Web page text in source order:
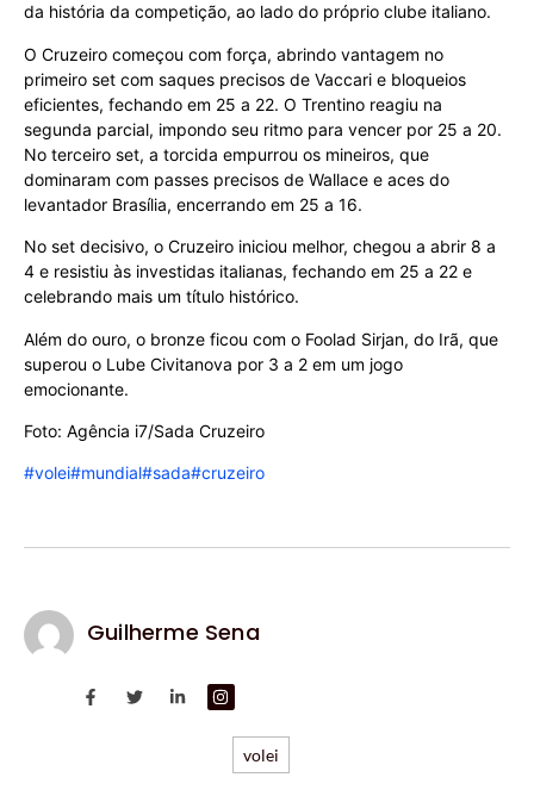
da história da competição, ao lado do próprio clube italiano.
O Cruzeiro começou com força, abrindo vantagem no
primeiro set com saques precisos de Vaccari e bloqueios
eficientes, fechando em 25 a 22. O Trentino reagiu na
segunda parcial, impondo seu ritmo para vencer por 25 a 20.
No terceiro set, a torcida empurrou os mineiros, que
dominaram com passes precisos de Wallace e aces do
levantador Brasília, encerrando em 25 a 16.
No set decisivo, o Cruzeiro iniciou melhor, chegou a abrir 8 a
4 e resistiu às investidas italianas, fechando em 25 a 22 e
celebrando mais um título histórico.
Além do ouro, o bronze ficou com o Foolad Sirjan, do Irã, que
superou o Lube Civitanova por 3 a 2 em um jogo
emocionante.
Foto: Agência i7/Sada Cruzeiro
#volei#mundial#sada#cruzeiro
Guilherme Sena
volei